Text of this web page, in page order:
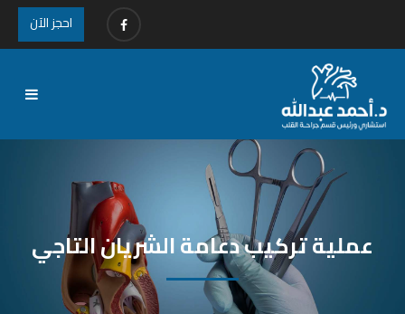
احجز الآن
عملية تركيب دعامة الشريان التاجي